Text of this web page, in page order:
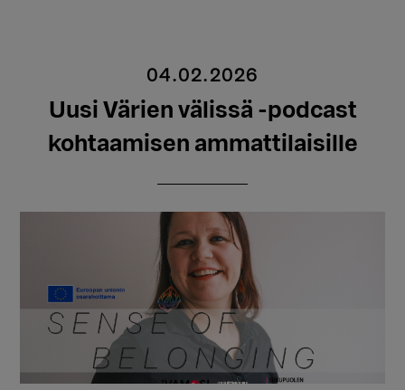
04.02.2026
Uusi Värien välissä -podcast
kohtaamisen ammattilaisille